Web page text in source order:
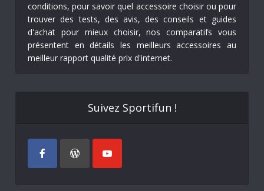
conditions, pour savoir quel accessoire choisir ou pour
trouver des tests, des avis, des conseils et guides
d'achat pour mieux choisir, nos comparatifs vous
présentent en détails les meilleurs accessoires au
meilleur rapport qualité prix d'internet.
Suivez Sportifun !